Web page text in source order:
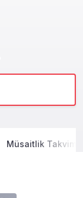
Müsaitlik Takvimi